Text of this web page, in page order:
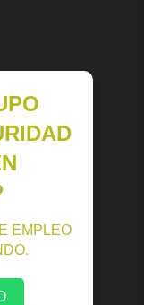
EMPLEO